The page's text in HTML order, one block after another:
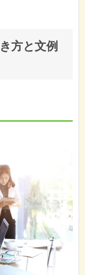
方と文例